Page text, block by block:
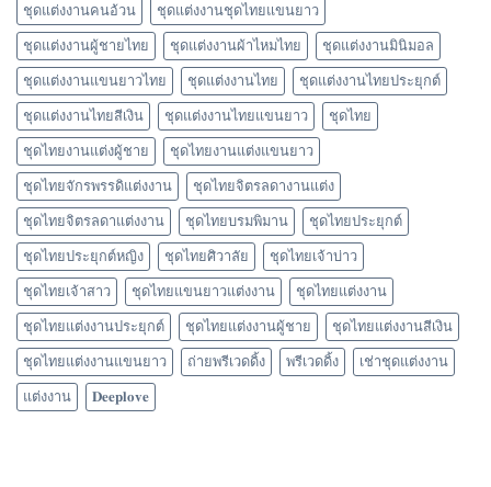
ชุดแต่งงานคนอ้วน ชุดแต่งงานชุดไทยแขนยาว
ชุดแต่งงานผู้ชายไทย ชุดแต่งงานผ้าไหมไทย ชุดแต่งงานมินิมอล
ชุดแต่งงานแขนยาวไทย ชุดแต่งงานไทย ชุดแต่งงานไทยประยุกต์
ชุดแต่งงานไทยสีเงิน ชุดแต่งงานไทยแขนยาว ชุดไทย
ชุดไทยงานแต่งผู้ชาย ชุดไทยงานแต่งแขนยาว
ชุดไทยจักรพรรดิแต่งงาน ชุดไทยจิตรลดางานแต่ง
ชุดไทยจิตรลดาแต่งงาน ชุดไทยบรมพิมาน ชุดไทยประยุกต์
ชุดไทยประยุกต์หญิง ชุดไทยศิวาลัย ชุดไทยเจ้าบ่าว
ชุดไทยเจ้าสาว ชุดไทยแขนยาวแต่งงาน ชุดไทยแต่งงาน
ชุดไทยแต่งงานประยุกต์ ชุดไทยแต่งงานผู้ชาย ชุดไทยแต่งงานสีเงิน
ชุดไทยแต่งงานแขนยาว ถ่ายพรีเวดดิ้ง พรีเวดดิ้ง เช่าชุดแต่งงาน
แต่งงาน 𝐃𝐞𝐞𝐩𝐥𝐨𝐯𝐞